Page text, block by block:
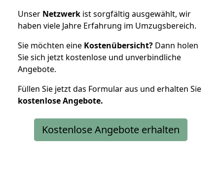
Unser Netzwerk ist sorgfältig ausgewählt, wir
haben viele Jahre Erfahrung im Umzugsbereich.
Sie möchten eine Kostenübersicht? Dann holen
Sie sich jetzt kostenlose und unverbindliche
Angebote.
Füllen Sie jetzt das Formular aus und erhalten Sie
kostenloseAngebote.
Kostenlose Angebote erhalten